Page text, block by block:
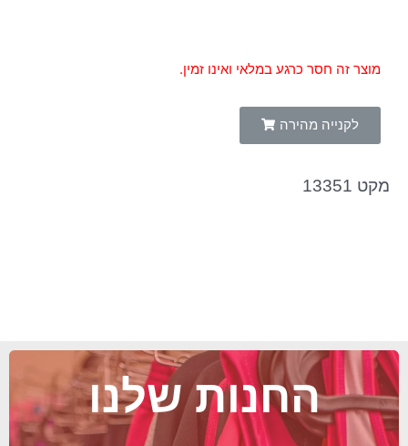
מוצר זה חסר כרגע במלאי ואינו זמין.
לקנייה מהירה
מקט 13351
החנות שלנו